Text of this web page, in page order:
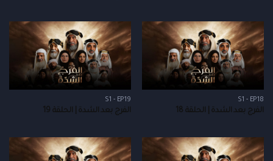
S1 - EP18
الفرج بعد الشدة | الحلقة 18
S1 - EP19
الفرج بعد الشدة | الحلقة 19